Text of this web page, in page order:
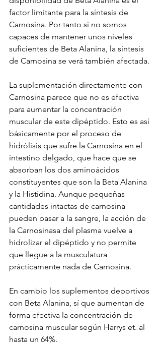
factor limitante para la síntesis de
Carnosina. Por tanto si no somos
capaces de mantener unos niveles
suficientes de Beta Alanina, la síntesis
de Carnosina se verá también afectada.
La suplementación directamente con
Carnosina parece que no es efectiva
para aumentar la concentración
muscular de este dipéptido. Esto es así
básicamente por el proceso de
hidrólisis que sufre la Carnosina en el
intestino delgado, que hace que se
absorban los dos aminoácidos
constituyentes que son la Beta Alanina
y la Histidina. Aunque pequeñas
cantidades intactas de carnosina
pueden pasar a la sangre, la acción de
la Carnosinasa del plasma vuelve a
hidrolizar el dipéptido y no permite
que llegue a la musculatura
prácticamente nada de Carnosina.
En cambio los suplementos deportivos
con Beta Alanina, sí que aumentan de
forma efectiva la concentración de
carnosina muscular según Harrys et. al
hasta un 64%.